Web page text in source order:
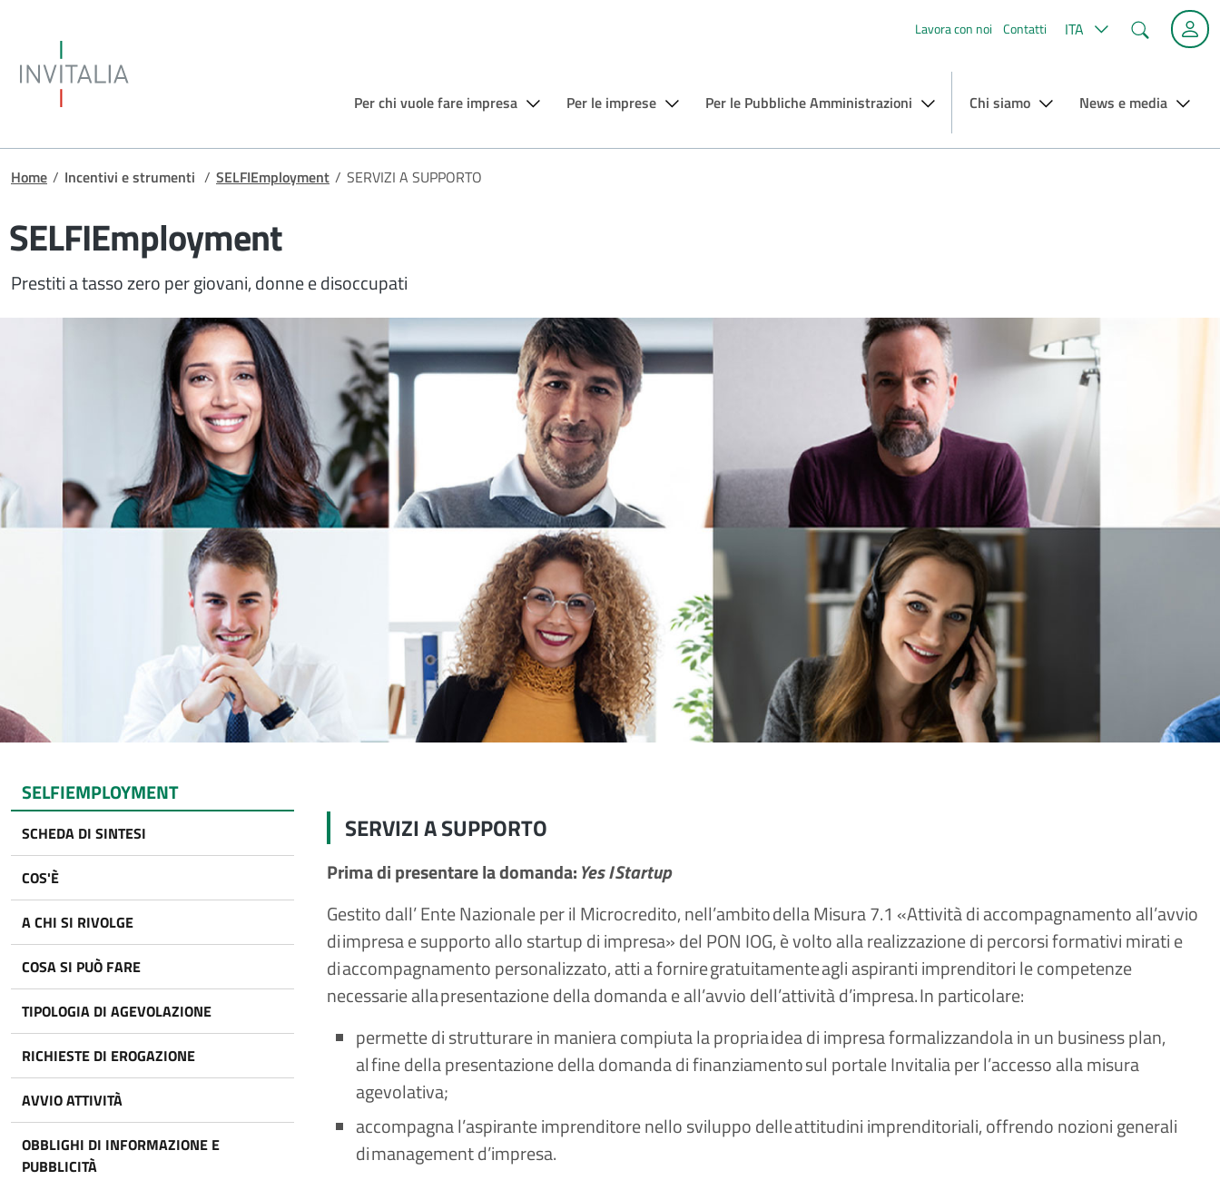
Lavora con noi Contatti ITA Cerca
Per chi vuole fare impresa Per le imprese Per le Pubbliche Amministrazioni Chi siamo News e media
Briciole di pane
Home / Incentivi e strumenti / SELFIEmployment / SERVIZI A SUPPORTO
SELFIEmployment
Prestiti a tasso zero per giovani, donne e disoccupati
SELFIEMPLOYMENT
SCHEDA DI SINTESI
COS'È
A CHI SI RIVOLGE
COSA SI PUÒ FARE
TIPOLOGIA DI AGEVOLAZIONE
RICHIESTE DI EROGAZIONE
AVVIO ATTIVITÀ
OBBLIGHI DI INFORMAZIONE E
PUBBLICITÀ
SERVIZI A SUPPORTO
Prima di presentare la domanda:Yes I Startup
Gestito dall’ Ente Nazionale per il Microcredito, nell’ambito della Misura 7.1 «Attività di accompagnamento all’avvio
di impresa e supporto allo startup di impresa» del PON IOG, è volto alla realizzazione di percorsi formativi mirati e
di accompagnamento personalizzato, atti a fornire gratuitamente agli aspiranti imprenditori le competenze
necessarie alla presentazione della domanda e all’avvio dell’attività d’impresa. In particolare:​
permette di strutturare in maniera compiuta la propria idea di impresa formalizzandola in un business plan,
al fine della presentazione della domanda di finanziamento sul portale Invitalia per l’accesso alla misura
agevolativa​;
accompagna l’aspirante imprenditore nello sviluppo delle attitudini imprenditoriali, offrendo nozioni generali
di management d’impresa.​